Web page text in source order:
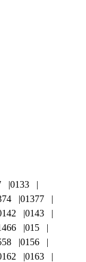
0133
01377
0143
015
0156
0163